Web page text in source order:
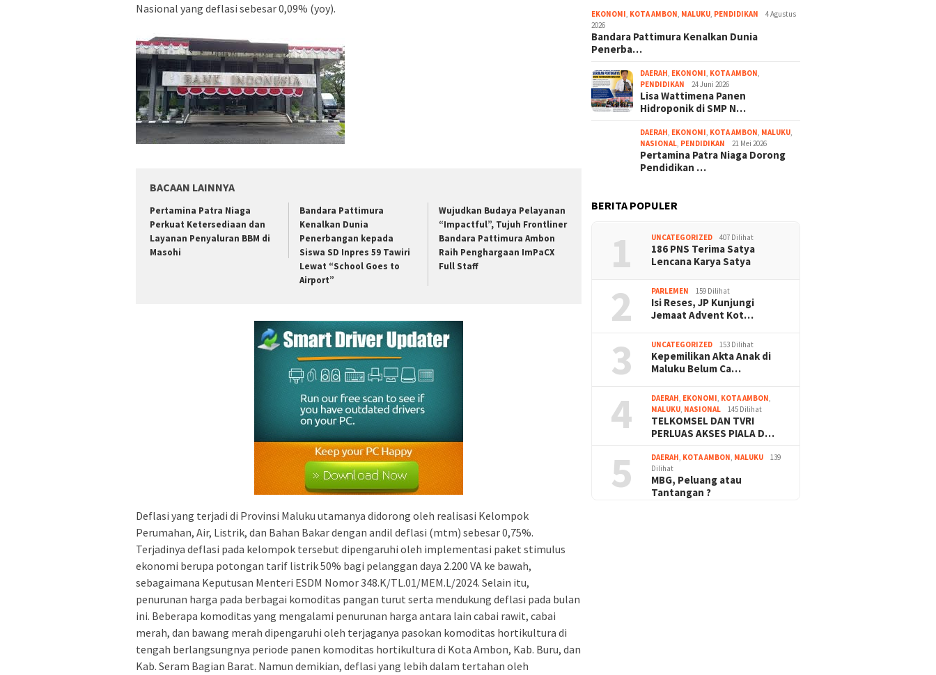
Nasional yang deflasi sebesar 0,09% (yoy).
BACAAN LAINNYA
Pertamina Patra Niaga
Perkuat Ketersediaan dan
Layanan Penyaluran BBM di
Masohi
Bandara Pattimura
Kenalkan Dunia
Penerbangan kepada
Siswa SD Inpres 59 Tawiri
Lewat “School Goes to
Airport”
Wujudkan Budaya Pelayanan
“Impactful”, Tujuh Frontliner
Bandara Pattimura Ambon
Raih Penghargaan ImPaCX
Full Staff
Deflasi yang terjadi di Provinsi Maluku utamanya didorong oleh realisasi Kelompok
Perumahan, Air, Listrik, dan Bahan Bakar dengan andil deflasi (mtm) sebesar 0,75%.
Terjadinya deflasi pada kelompok tersebut dipengaruhi oleh implementasi paket stimulus
ekonomi berupa potongan tarif listrik 50% bagi pelanggan daya 2.200 VA ke bawah,
sebagaimana Keputusan Menteri ESDM Nomor 348.K/TL.01/MEM.L/2024. Selain itu,
penurunan harga pada berbagai komoditas pangan turut serta mendukung deflasi pada bulan
ini. Beberapa komoditas yang mengalami penurunan harga antara lain cabai rawit, cabai
merah, dan bawang merah dipengaruhi oleh terjaganya pasokan komoditas hortikultura di
tengah berlangsungnya periode panen komoditas hortikultura di Kota Ambon, Kab. Buru, dan
Kab. Seram Bagian Barat. Namun demikian, deflasi yang lebih dalam tertahan oleh
EKONOMI, KOTA AMBON, MALUKU, PENDIDIKAN
4 Agustus
2026
Bandara Pattimura Kenalkan Dunia
Penerba…
DAERAH, EKONOMI, KOTA AMBON,
PENDIDIKAN
24 Juni 2026
Lisa Wattimena Panen
Hidroponik di SMP N…
DAERAH, EKONOMI, KOTA AMBON, MALUKU,
NASIONAL, PENDIDIKAN 21 Mei 2026
Pertamina Patra Niaga Dorong
Pendidikan …
BERITA POPULER
1 UNCATEGORIZED 407 Dilihat
186 PNS Terima Satya
Lencana Karya Satya
2 PARLEMEN 159 Dilihat
Isi Reses, JP Kunjungi
Jemaat Advent Kot…
3 UNCATEGORIZED 153 Dilihat
Kepemilikan Akta Anak di
Maluku Belum Ca…
4 DAERAH, EKONOMI, KOTA AMBON,
MALUKU, NASIONAL 145 Dilihat
TELKOMSEL DAN TVRI
PERLUAS AKSES PIALA D…
5 DAERAH, KOTA AMBON, MALUKU
139
Dilihat
MBG, Peluang atau
Tantangan ?